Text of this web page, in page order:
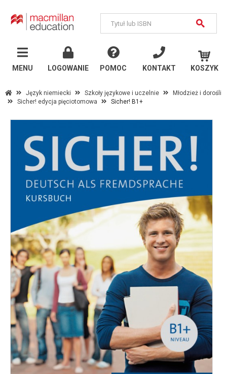
MENU LOGOWANIE POMOC KONTAKT KOSZYK
Język niemiecki Szkoły językowe i uczelnie
Młodzież i dorośli
Sicher! edycja pięciotomowa
Sicher! B1+
MENU
Język
angielski
Szkoły językowe i
Język
niemiecki
Szkoły państwowe
Szkoły językowe i
uczelnie
Inne publikacje
Inne
języki
Język chiński